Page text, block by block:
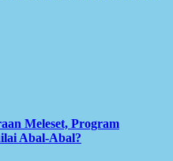
Meleset, Program
Abal-Abal?